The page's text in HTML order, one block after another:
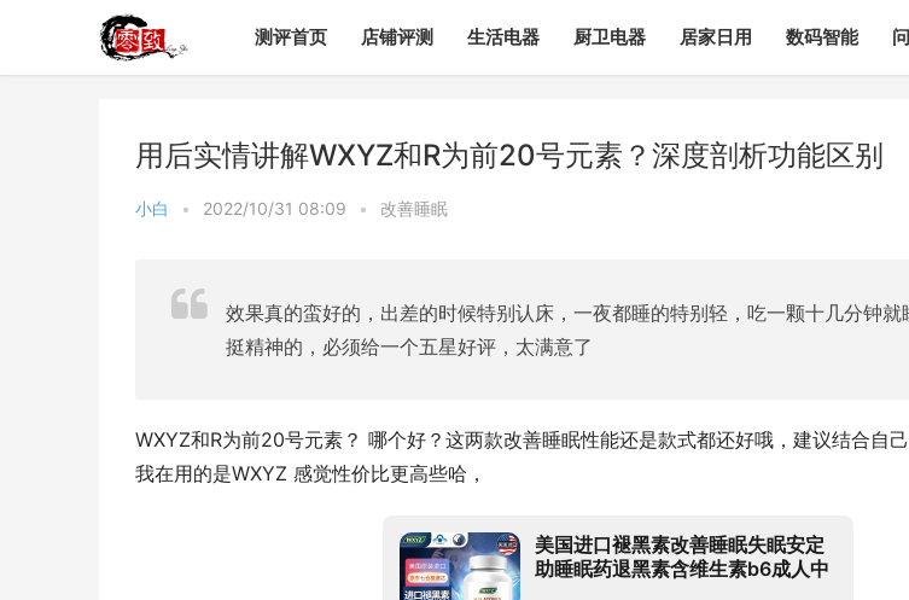
测评首页 店铺评测 生活电器 厨卫电器 居家日用 数码智能
用后实情讲解WXYZ和R为前20号元素？深度剖析功能区别
小白 • 2022/10/31 08:09 • 改善睡眠
效果真的蛮好的，出差的时候特别认床，一夜都睡的特别轻，吃一颗十几分钟
挺精神的，必须给一个五星好评，太满意了
WXYZ和R为前20号元素？ 哪个好？这两款改善睡眠性能还是款式都还好哦，建议结合自
我在用的是WXYZ 感觉性价比更高些哈，
美国进口褪黑素改善睡眠失眠安定
助睡眠药退黑素含维生素b6成人中